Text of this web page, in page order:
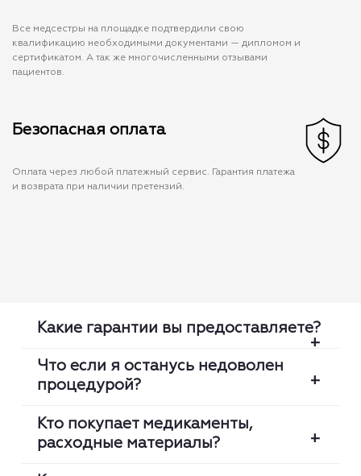
Все медсестры на площадке подтвердили свою
квалификацию необходимыми документами — дипломом и
сертификатом. А так же многочисленными отзывами
пациентов.
Безопасная оплата
Оплата через любой платежный сервис. Гарантия платежа
и возврата при наличии претензий.
Какие гарантии вы предоставляете?
сертификат, оригинальность диплома,
клинический опыт. Мы гарантируем что
Что если я останусь недоволен
процедурой?
Кто покупает медикаменты,
расходные материалы?